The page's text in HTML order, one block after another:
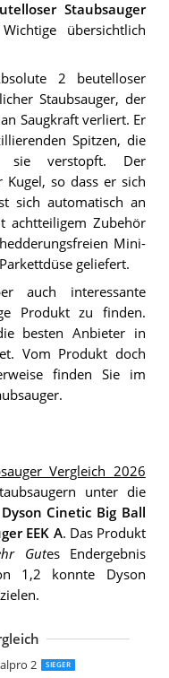
Staubsauger
übersichtlich
2 beutelloser
Staubsauger, der
Saugkraft verliert. Er
Spitzen, die
sie verstopft. Der
so dass er sich
sich automatisch an
achtteiligem Zubehör
Mini-
geliefert.
auch interessante
Produkt zu finden.
besten Anbieter in
Vom Produkt doch
finden Sie im
Vergleich 2026
unter die
Dyson Cinetic Big Ball
EEK A. Das Produkt
Gutes Endergebnis
1,2 konnte Dyson
2 SIEGER